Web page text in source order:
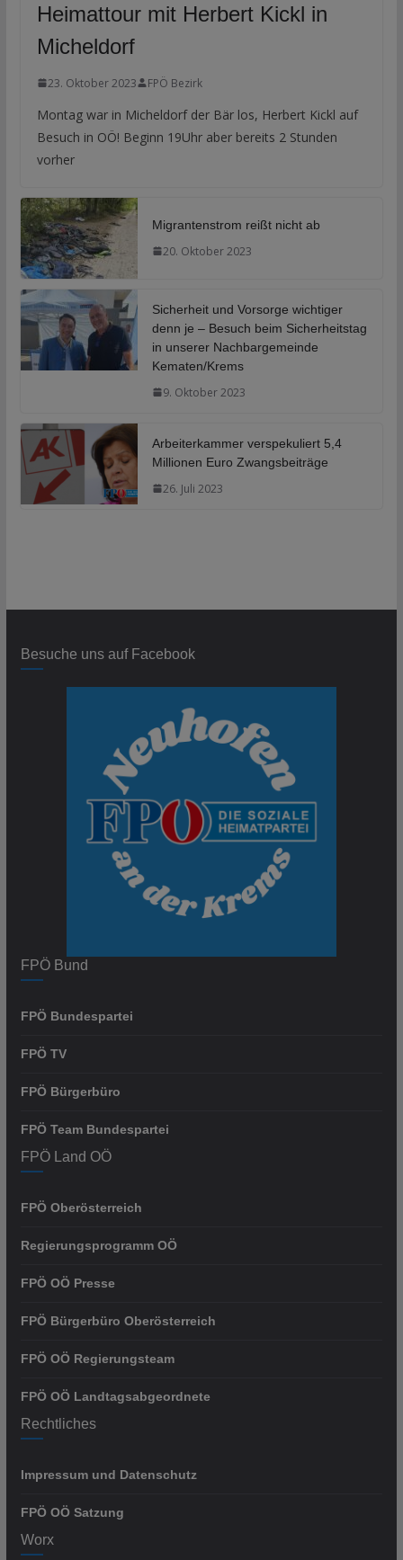
Heimattour mit Herbert Kickl in
Micheldorf
23. Oktober 2023 FPÖ Bezirk
Montag war in Micheldorf der Bär los, Herbert Kickl auf
Besuch in OÖ! Beginn 19Uhr aber bereits 2 Stunden
vorher
Migrantenstrom reißt nicht ab
20. Oktober 2023
Sicherheit und Vorsorge wichtiger
denn je – Besuch beim Sicherheitstag
in unserer Nachbargemeinde
Kematen/Krems
9. Oktober 2023
Arbeiterkammer verspekuliert 5,4
Millionen Euro Zwangsbeiträge
26. Juli 2023
Besuche uns auf Facebook
FPÖ Bund
FPÖ Bundespartei
FPÖ TV
FPÖ Bürgerbüro
FPÖ Team Bundespartei
FPÖ Land OÖ
FPÖ Oberösterreich
Regierungsprogramm OÖ
FPÖ OÖ Presse
FPÖ Bürgerbüro Oberösterreich
FPÖ OÖ Regierungsteam
FPÖ OÖ Landtagsabgeordnete
Rechtliches
Impressum und Datenschutz
FPÖ OÖ Satzung
Worx